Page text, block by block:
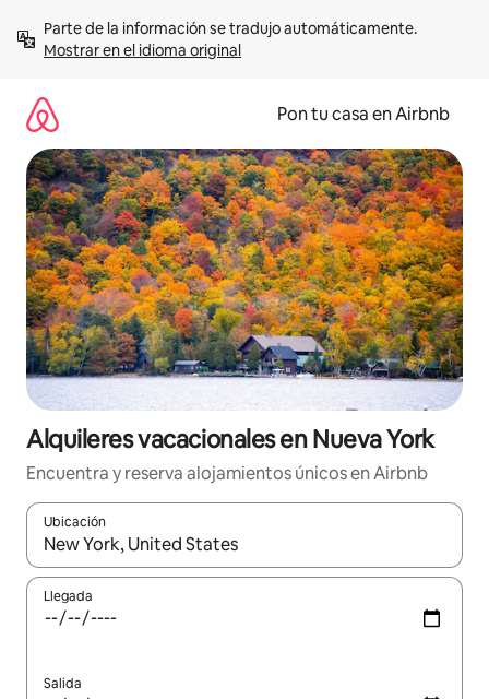
contenidoMostrar en el idioma original
Pon tu casa en Airbnb
Alquileres vacacionales en Nueva York
Encuentra y reserva alojamientos únicos en Airbnb
Ubicación
Cuando los resultados estén disponibles, navega con las
Llegada
Salida